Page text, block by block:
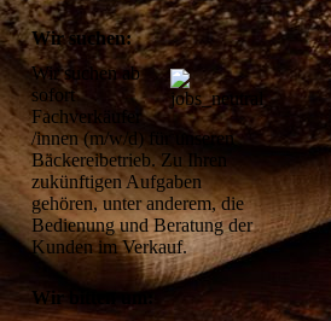
Wir suchen:
Wir suchen ab
sofort
Fachverkäufer
/innen (m/w/d) für unseren
Bäckereibetrieb. Zu Ihren
zukünftigen Aufgaben
gehören, unter anderem, die
Bedienung und Beratung der
Kunden im Verkauf.
Wir bitten um: